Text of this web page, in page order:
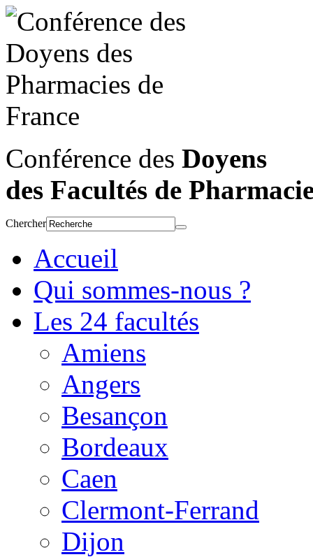
Conférence des Doyens
des Facultés de
Chercher
Accueil
Qui sommes-nous ?
Les 24 facultés
Amiens
Angers
Besançon
Bordeaux
Caen
Clermont-Ferrand
Dijon